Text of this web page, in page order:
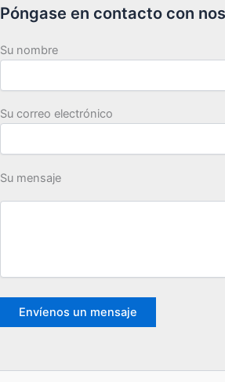
Póngase en contacto con
Su nombre
Su correo electrónico
Su mensaje